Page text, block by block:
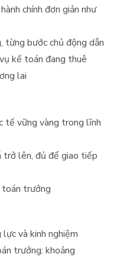
chính đơn giản như
từng bước chủ động dẫn
kế toán đang thuê
lai
tế vững vàng trong lĩnh
trở lên, đủ để giao tiếp
toán trưởng
và kinh nghiệm
trưởng: khoảng